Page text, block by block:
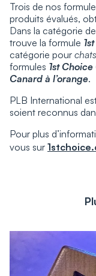
Trois de nos
produits évalués,
Dans la catégorie
trouve la formule
catégorie pour
formules 1st
Canard à l’orange.
PLB International
soient reconnus
Pour plus
vous sur